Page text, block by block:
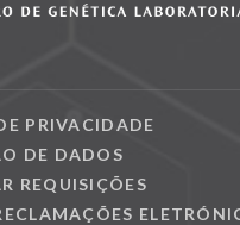
PRIVACIDADE
DE DADOS
REQUISIÇÕES